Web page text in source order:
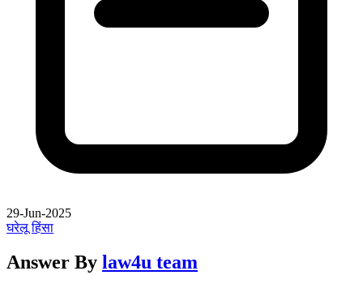
29-Jun-2025
घरेलू हिंसा
Answer By law4u team